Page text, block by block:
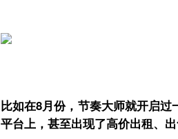
比如在8月份，节奏大师就开启
平台上，甚至出现了高价出租、